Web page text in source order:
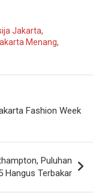
Jakarta,
Menang,
Fashion Week
Puluhan
Hangus Terbakar